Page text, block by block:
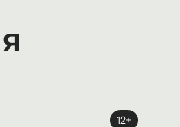
12+